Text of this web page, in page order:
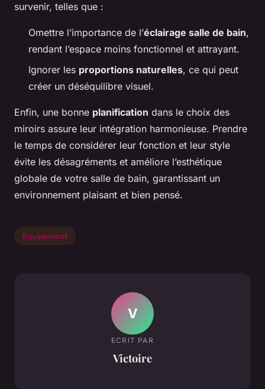
survenir, telles que :
Omettre l’importance de l’éclairage salle de bain,
rendant l’espace moins fonctionnel et attrayant.
Ignorer les proportions naturelles, ce qui peut
créer un déséquilibre visuel.
Enfin, une bonne planification dans le choix des
miroirs assure leur intégration harmonieuse. Prendre
le temps de considérer leur fonction et leur style
évite les désagréments et améliore l’esthétique
globale de votre salle de bain, garantissant un
environnement plaisant et bien pensé.
Equipement
V
ECRIT PAR
Victoire